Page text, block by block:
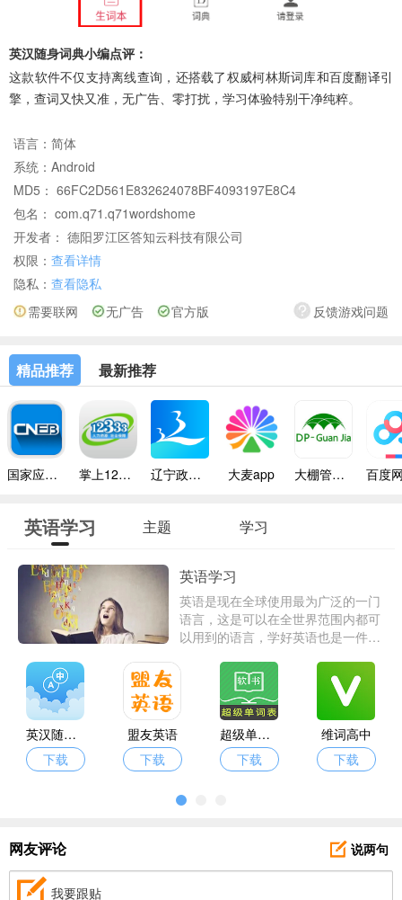
英汉随身词典小编点评：
这款软件不仅支持离线查询，还搭载了权威柯林斯词库和百度翻译引
擎，查词又快又准，无广告、零打扰，学习体验特别干净纯粹。
语言： 简体
系统： Android
MD5： 66FC2D561E832624078BF4093197E8C4
包名： com.q71.q71wordshome
开发者： 德阳罗江区答知云科技有限公司
权限： 查看详情
隐私： 查看隐私
反馈游戏问题
需要联网 无广告 官方版
精品推荐 最新推荐
国家应急广播app 掌上12333 辽宁政务服务app 大麦app 大棚管家app
英语学习 主题 学习
英语学习
英语是现在全球使用最为广泛的一门
语言，这是可以在全世界范围内都可
以用到的语言，学好英语也是一件很
记忆，只需要手机下载专业的英语学
习软件就可以督促自己来学习英语。
英汉随身词典
下载
盟友英语
下载
超级单词表
下载
维词高中
下载
网友评论 说两句
我要跟贴